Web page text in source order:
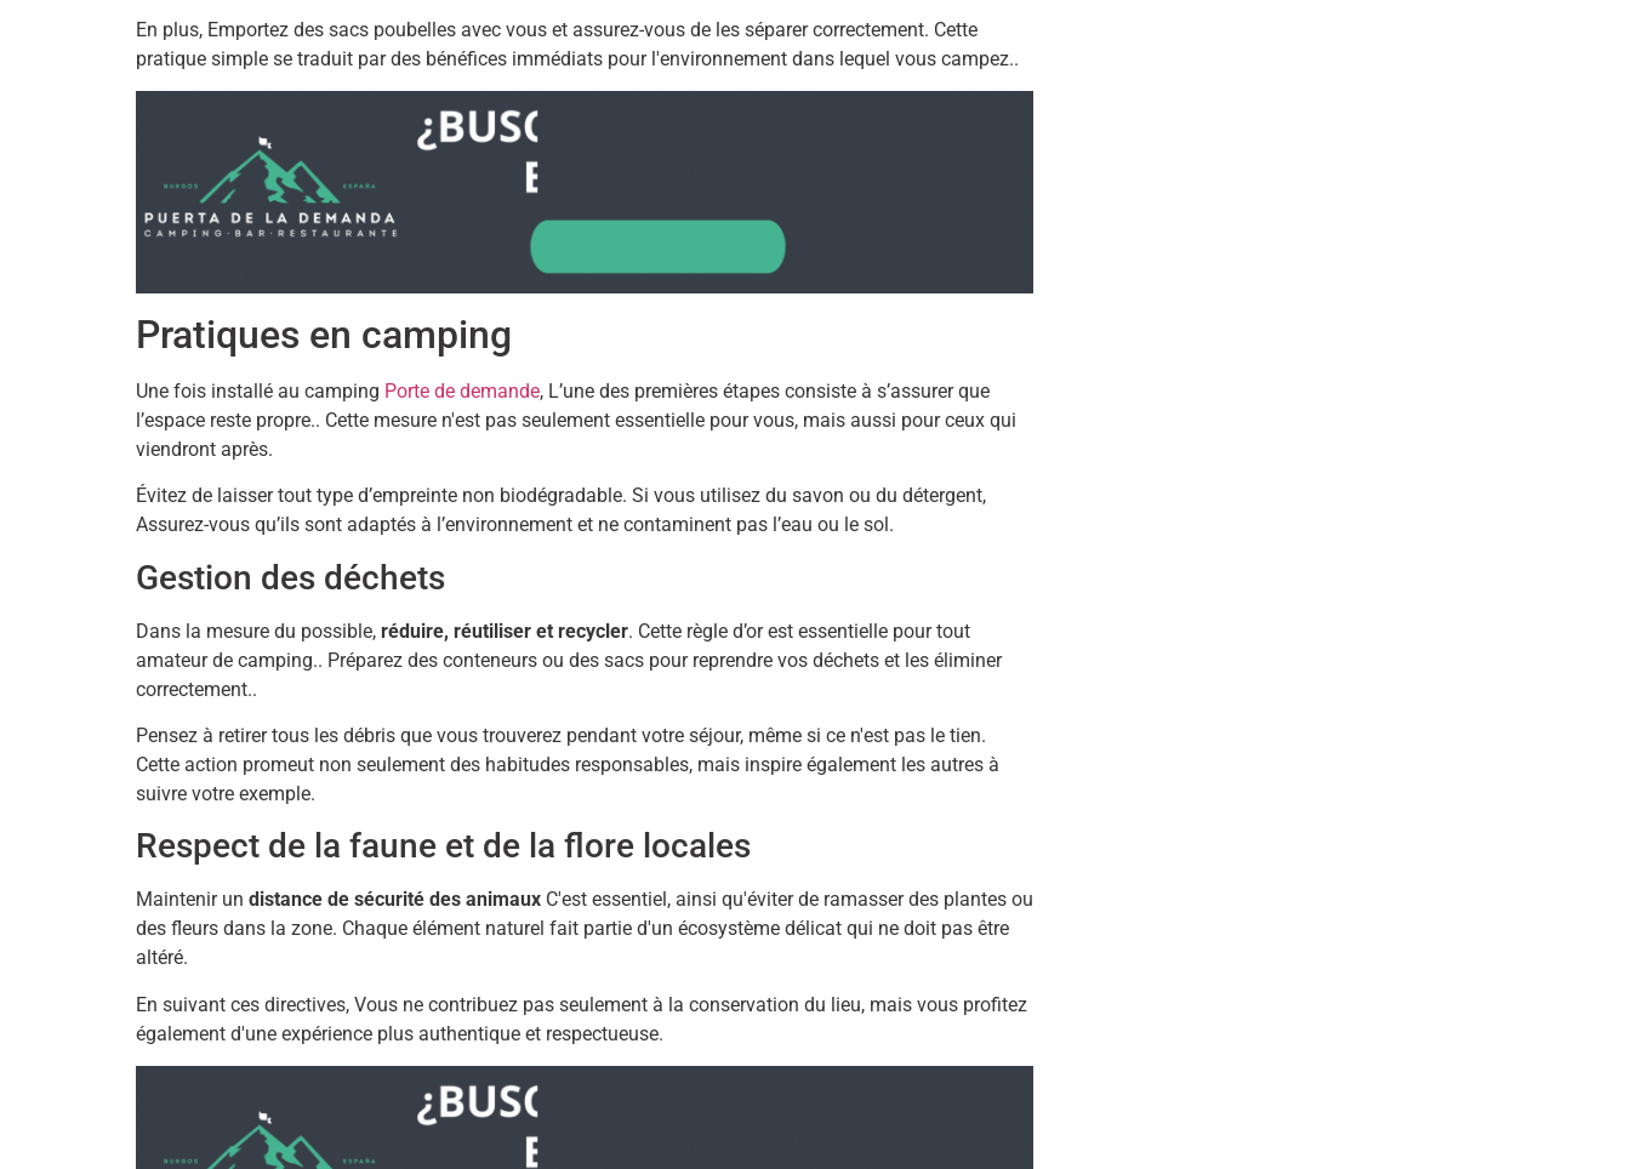
En plus, Emportez des sacs poubelles avec vous et assurez-vous de les séparer correctement. Cette
pratique simple se traduit par des bénéfices immédiats pour l'environnement dans lequel vous campez..
Pratiques en camping
Une fois installé au camping Porte de demande, L’une des premières étapes consiste à s’assurer que
l’espace reste propre.. Cette mesure n'est pas seulement essentielle pour vous, mais aussi pour ceux qui
viendront après.
Évitez de laisser tout type d’empreinte non biodégradable. Si vous utilisez du savon ou du détergent,
Assurez-vous qu’ils sont adaptés à l’environnement et ne contaminent pas l’eau ou le sol.
Gestion des déchets
Dans la mesure du possible, réduire, réutiliser et recycler. Cette règle d’or est essentielle pour tout
amateur de camping.. Préparez des conteneurs ou des sacs pour reprendre vos déchets et les éliminer
correctement..
Pensez à retirer tous les débris que vous trouverez pendant votre séjour, même si ce n'est pas le tien.
Cette action promeut non seulement des habitudes responsables, mais inspire également les autres à
suivre votre exemple.
Respect de la faune et de la flore locales
Maintenir un distance de sécurité des animaux C'est essentiel, ainsi qu'éviter de ramasser des plantes ou
des fleurs dans la zone. Chaque élément naturel fait partie d'un écosystème délicat qui ne doit pas être
altéré.
En suivant ces directives, Vous ne contribuez pas seulement à la conservation du lieu, mais vous profitez
également d'une expérience plus authentique et respectueuse.